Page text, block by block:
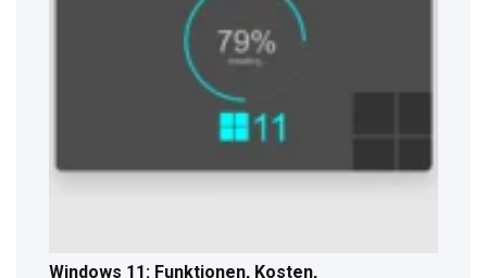
Windows 11: Funktionen, Kosten,